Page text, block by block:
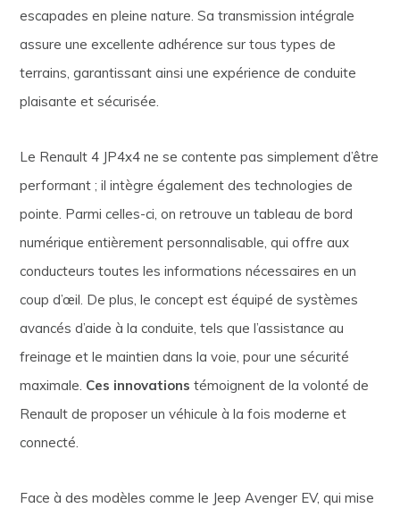
escapades en pleine nature. Sa transmission intégrale
assure une excellente adhérence sur tous types de
terrains, garantissant ainsi une expérience de conduite
plaisante et sécurisée.
Le Renault 4 JP4x4 ne se contente pas simplement d’être
performant ; il intègre également des technologies de
pointe. Parmi celles-ci, on retrouve un tableau de bord
numérique entièrement personnalisable, qui offre aux
conducteurs toutes les informations nécessaires en un
coup d’œil. De plus, le concept est équipé de systèmes
avancés d’aide à la conduite, tels que l’assistance au
freinage et le maintien dans la voie, pour une sécurité
maximale. Ces innovations témoignent de la volonté de
Renault de proposer un véhicule à la fois moderne et
connecté.
Face à des modèles comme le Jeep Avenger EV, qui mise